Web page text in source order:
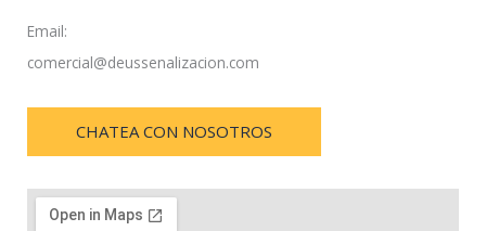
Email:
comercial@deussenalizacion.com
CHATEA CON NOSOTROS